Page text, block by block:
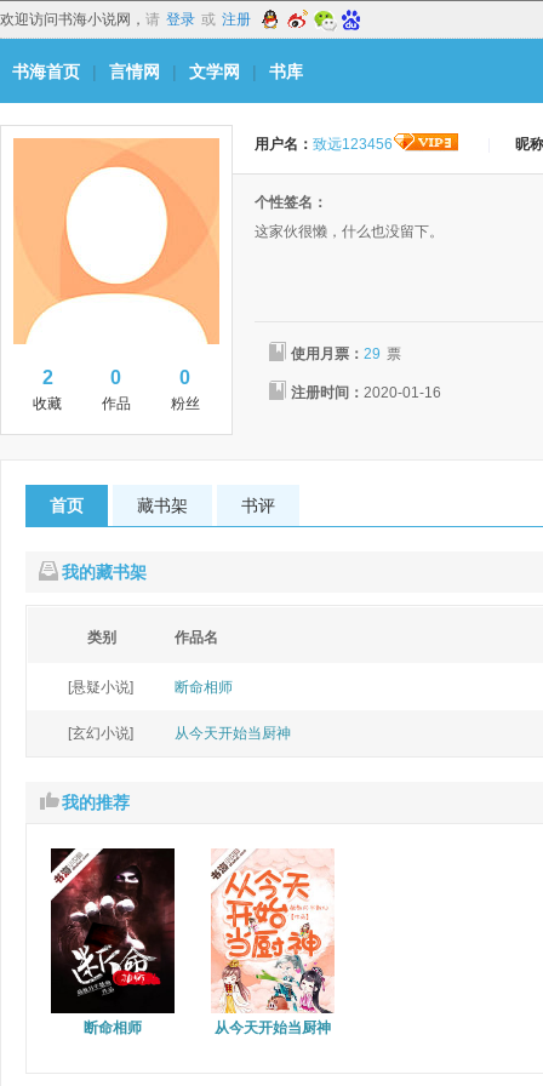
欢迎访问书海小说网， 请 登录 或 注册
书海首页 | 言情网 | 文学网 | 书库
2
收藏
0
作品
0
粉丝
用户名： 致远123456 昵
个性签名：
这家伙很懒，什么也没留下。
使用月票： 29 票
注册时间： 2020-01-16
首页 藏书架 书评
我的藏书架
类别 作品名
[悬疑小说] 断命相师
[玄幻小说] 从今天开始当厨神
我的推荐
断命相师 从今天开始当厨神